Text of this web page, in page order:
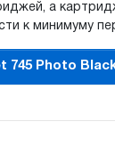
а
к минимуму
745 Photo